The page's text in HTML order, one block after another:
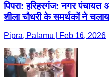
पिपरा: हरिहरगंज: नगर पंचायत
शीला चौधरी के समर्थकों ने
Pipra, Palamu | Feb 16, 2026